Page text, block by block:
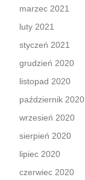
marzec 2021
luty 2021
styczeń 2021
grudzień 2020
listopad 2020
październik 2020
wrzesień 2020
sierpień 2020
lipiec 2020
czerwiec 2020